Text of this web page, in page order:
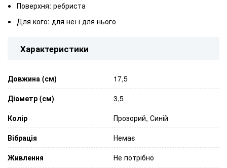
Поверхня: ребриста
Для кого: для неї і для нього
Характеристики
Довжина (см)
17,5
Діаметр (см)
3,5
Колір
Прозорий, Синій
Вібрація
Немає
Живлення
Не потрібно